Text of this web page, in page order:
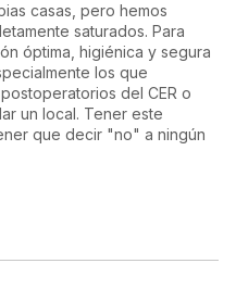
del local, el primer mes
de luz y agua.
reformas básicas de
no se escapen) y zonas
amplias,
casas, pero hemos
saturados. Para
óptima, higiénica y segura
los que
del CER o
un local. Tener este
que decir "no" a ningún